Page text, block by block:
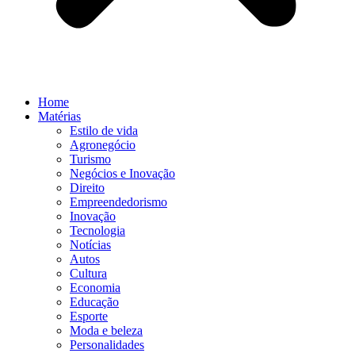
Home
Matérias
Estilo de vida
Agronegócio
Turismo
Negócios e Inovação
Direito
Empreendedorismo
Inovação
Tecnologia
Notícias
Autos
Cultura
Economia
Educação
Esporte
Moda e beleza
Personalidades